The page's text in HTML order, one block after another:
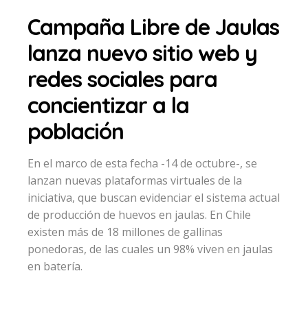
Campaña Libre de Jaulas
lanza nuevo sitio web y
redes sociales para
concientizar a la
población
En el marco de esta fecha -14 de octubre-, se
lanzan nuevas plataformas virtuales de la
iniciativa, que buscan evidenciar el sistema actual
de producción de huevos en jaulas. En Chile
existen más de 18 millones de gallinas
ponedoras, de las cuales un 98% viven en jaulas
en batería.